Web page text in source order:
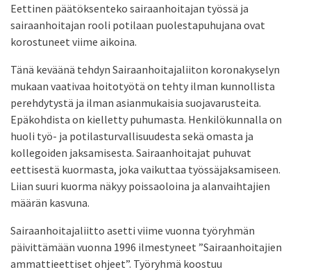
Eettinen päätöksenteko sairaanhoitajan työssä ja
sairaanhoitajan rooli potilaan puolestapuhujana ovat
korostuneet viime aikoina.
Tänä keväänä tehdyn Sairaanhoitajaliiton koronakyselyn
mukaan vaativaa hoitotyötä on tehty ilman kunnollista
perehdytystä ja ilman asianmukaisia suojavarusteita.
Epäkohdista on kielletty puhumasta. Henkilökunnalla on
huoli työ- ja potilasturvallisuudesta sekä omasta ja
kollegoiden jaksamisesta. Sairaanhoitajat puhuvat
eettisestä kuormasta, joka vaikuttaa työssäjaksamiseen.
Liian suuri kuorma näkyy poissaoloina ja alanvaihtajien
määrän kasvuna.
Sairaanhoitajaliitto asetti viime vuonna työryhmän
päivittämään vuonna 1996 ilmestyneet ”Sairaanhoitajien
ammattieettiset ohjeet”. Työryhmä koostuu